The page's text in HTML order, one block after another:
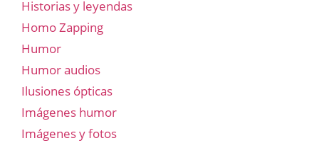
Historias y leyendas
Homo Zapping
Humor
Humor audios
Ilusiones ópticas
Imágenes humor
Imágenes y fotos